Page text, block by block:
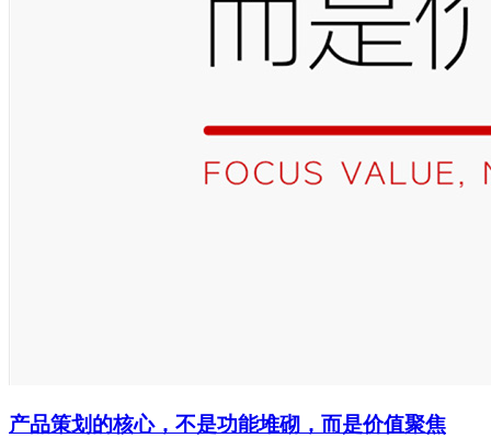
产品策划的核心，不是功能堆砌，而是价值聚焦